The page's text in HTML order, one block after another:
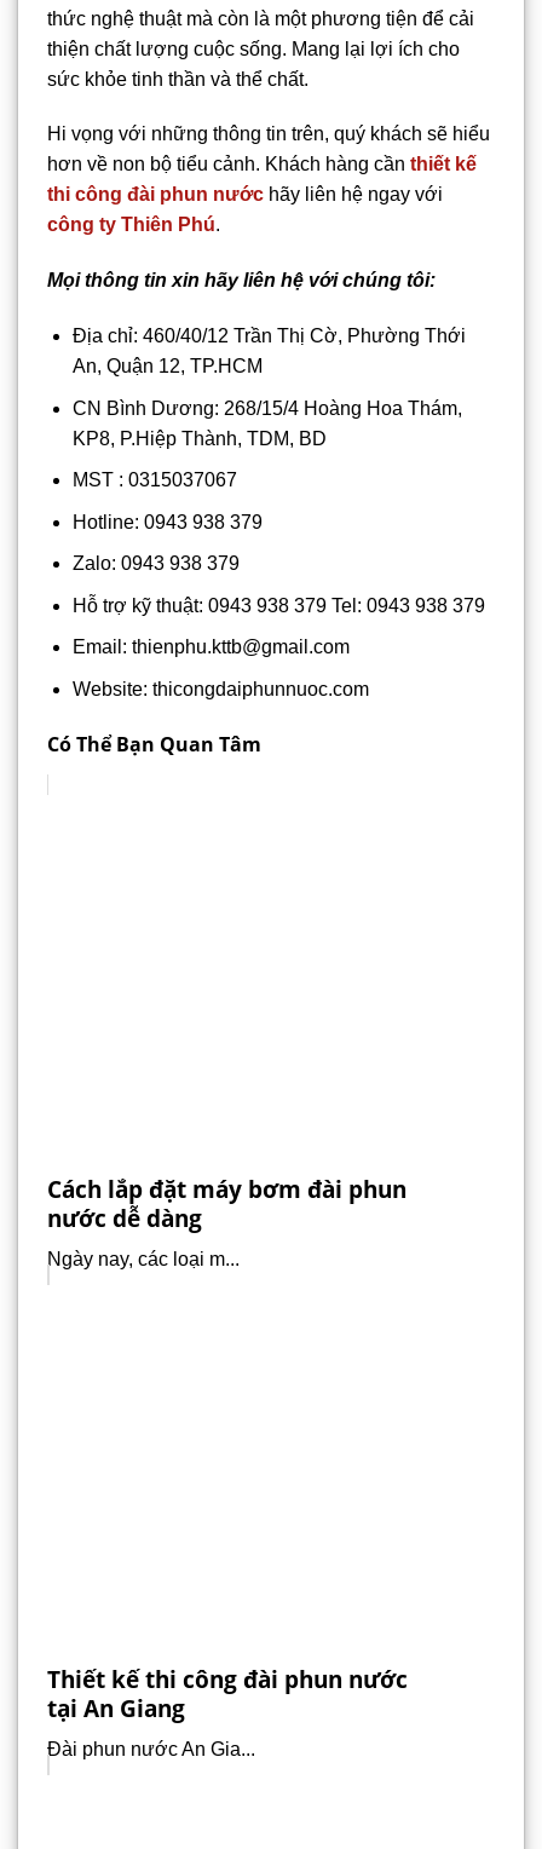
thức nghệ thuật mà còn là một phương tiện để cải
thiện chất lượng cuộc sống. Mang lại lợi ích cho
sức khỏe tinh thần và thể chất.
Hi vọng với những thông tin trên, quý khách sẽ hiểu
hơn về non bộ tiểu cảnh. Khách hàng cần thiết kế
thi công đài phun nước hãy liên hệ ngay với
công ty Thiên Phú.
Mọi thông tin xin hãy liên hệ với chúng tôi:
Địa chỉ: 460/40/12 Trần Thị Cờ, Phường Thới
An, Quận 12, TP.HCM
CN Bình Dương: 268/15/4 Hoàng Hoa Thám,
KP8, P.Hiệp Thành, TDM, BD
MST : 0315037067
Hotline: 0943 938 379
Zalo: 0943 938 379
Hỗ trợ kỹ thuật: 0943 938 379 Tel: 0943 938 379
Email: thienphu.kttb@gmail.com
Website: thicongdaiphunnuoc.com
Có Thể Bạn Quan Tâm
Cách lắp đặt máy bơm đài phun
nước dễ dàng
Ngày nay, các loại m...
Thiết kế thi công đài phun nước
tại An Giang
Đài phun nước An Gia...